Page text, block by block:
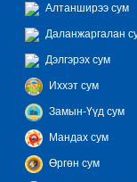
Алтанширээ сум
Даланжаргалан
Дэлгэрэх сум
Иххэт сум
Замын-Үүд сум
Мандах сум
Өргөн сум